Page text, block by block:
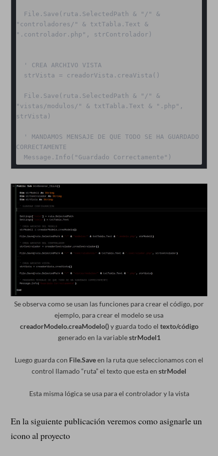
"controladores/" & txtTabla.Text &
".controlador.php", strControlador)
"vistas/modulos/" & txtTabla.Text & ".php",
strVista)
CORRECTAMENTE
  Message.Info("Guardado Correctamente")
Se observa como se usan las funciones para crear el código, por
ejemplo, para crear el modelo se usa
creadorModelo.creaModelo()y guarda todo el texto/código
generado en la variablestrModel1
Luego guarda con File.Saveen la ruta que seleccionamos con el
control llamado “ruta” el texto que esta en strModel
Esta misma lógica se usa para el controlador y la vista
En la siguiente publicación veremos como asignarle un
icono al proyecto